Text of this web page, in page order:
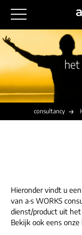
outsourcing
financiële
juridische
HR/payroll
finance
functioneel
overige
werving &
consultancy
werken bij
onze experts
ons dna
contact
vestigingen
consultancy
Hieronder vindt u
van a·s WORKS
dienst/product uit
Bekijk ook eens onze